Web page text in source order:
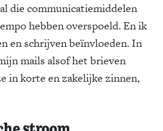
die communicatiemiddelen
hebben overspoeld. En ik
en schrijven beïnvloeden. In
mails alsof het brieven
in korte en zakelijke zinnen,